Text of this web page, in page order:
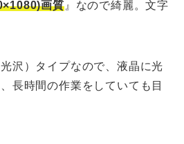
画質』なので綺麗。文字
沢）タイプなので、液晶に光
長時間の作業をしていても目